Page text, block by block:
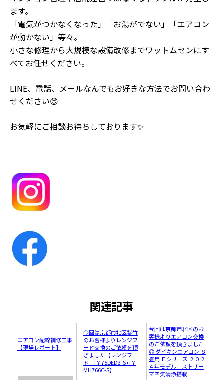
ます。
「電気がつかなくなった」「お湯がでない」「エアコン
が動かない」等々。
小さな修理から大規模な設備改修までワットムセンにす
べてお任せください。
LINE、電話、メールなんでもお好きな方法でお問い合わ
せください😊
お気軽にご相談お待ちしております✨
関連記事
エアコン配線補修工事
【現場レポート】
今回は京都市北区紫竹
のお客様よりレンジフ
ード交換のご依頼を頂
きました【レンジフー
ド FY-75DED3-S+FY-
MH766C-S】
今回は京都市北区のお
客様よりエアコン交換
のご依頼を頂きました
😊 ダイキンエアコン ８
畳用 Ｅシリーズ ２０２
４年モデル ストリー
マ空気清浄搭載